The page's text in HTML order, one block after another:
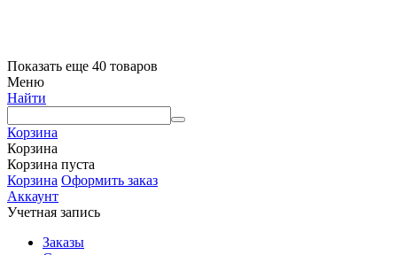
Показать еще 40 товаров
Меню
Найти
Корзина
Корзина
Корзина пуста
Корзина Оформить заказ
Аккаунт
Учетная запись
Заказы